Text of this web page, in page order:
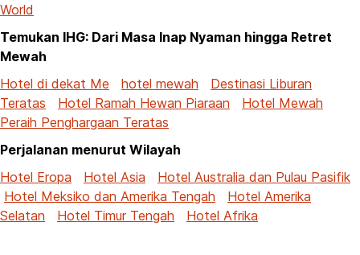
World
Temukan IHG: Dari Masa Inap Nyaman hingga Retret
Mewah
Hotel di dekat Me
hotel mewah
Destinasi Liburan
Teratas
Hotel Ramah Hewan Piaraan
Hotel Mewah
Peraih Penghargaan Teratas
Perjalanan menurut Wilayah
Hotel Eropa
Hotel Asia
Hotel Australia dan Pulau Pasifik
Hotel Meksiko dan Amerika Tengah
Hotel Amerika
Selatan
Hotel Timur Tengah Hotel Afrika